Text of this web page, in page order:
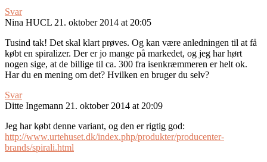
Svar
Nina HUCL 21. oktober 2014 at 20:05
Tusind tak! Det skal klart prøves. Og kan være anledningen til at få
købt en spiralizer. Der er jo mange på markedet, og jeg har hørt
nogen sige, at de billige til ca. 300 fra isenkræmmeren er helt ok.
Har du en mening om det? Hvilken en bruger du selv?
Svar
Ditte Ingemann 21. oktober 2014 at 20:09
Jeg har købt denne variant, og den er rigtig god:
http://www.urtehuset.dk/index.php/produkter/producenter-
brands/spirali.html